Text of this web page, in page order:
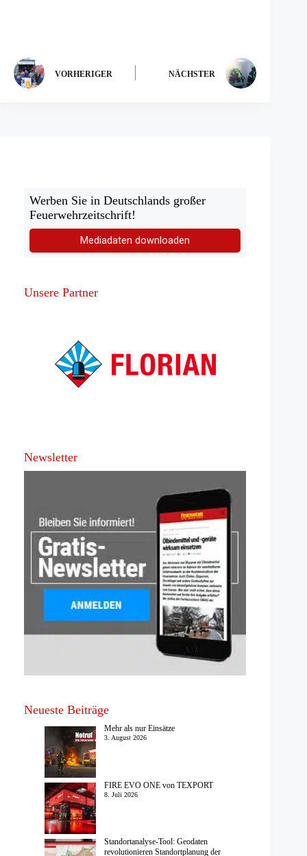
VORHERIGER NÄCHSTER
Werben Sie in Deutschlands großer
Feuerwehrzeitschrift!
Mediadaten downloaden
Unsere Partner
Newsletter
Neueste Beiträge
Mehr als nur Einsätze
3. August 2026
FIRE EVO ONE von TEXPORT
8. Juli 2026
Standortanalyse-Tool: Geodaten
revolutionieren Standortplanung der